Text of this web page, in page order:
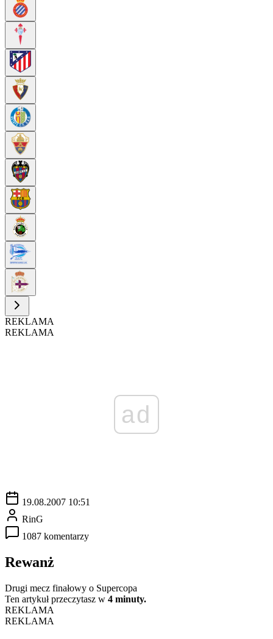
REKLAMA
REKLAMA
ad
19.08.2007 10:51
RinG
1087 komentarzy
Rewanż
Drugi mecz finałowy o Supercopa
Ten artykuł przeczytasz w 4 minuty.
REKLAMA
REKLAMA